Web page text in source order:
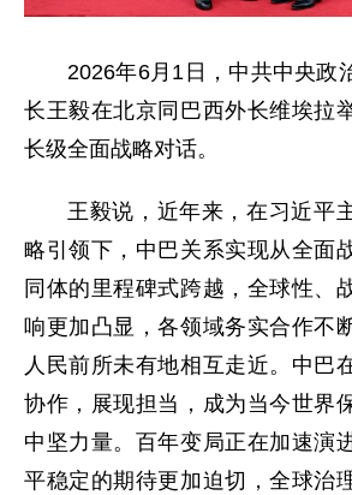
2026年6月1日，中共中央政
长王毅在北京同巴西外长维埃拉
长级全面战略对话。
王毅说，近年来，在习近平
略引领下，中巴关系实现从全面
同体的里程碑式跨越，全球性、
响更加凸显，各领域务实合作不
人民前所未有地相互走近。中巴
协作，展现担当，成为当今世界
中坚力量。百年变局正在加速演
平稳定的期待更加迫切，全球治